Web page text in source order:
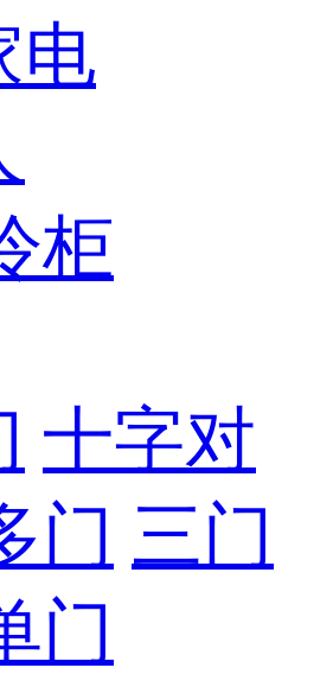
电
柜
十字对
门 三门
门